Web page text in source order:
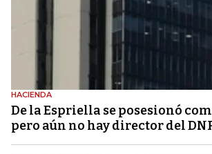
HACIENDA
De la Espriella se posesionó
pero aún no hay director del